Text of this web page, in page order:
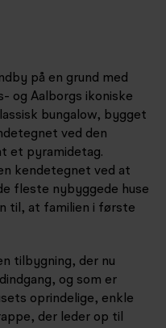
på en grund med
og Aalborgs ikoniske
bungalow, bygget
ved den
et pyramidetag.
kendetegnet ved at
fleste nybyggede huse
til, at familien i første
tilbygning, der nu
og som er
oprindelige, enkle
der leder op til